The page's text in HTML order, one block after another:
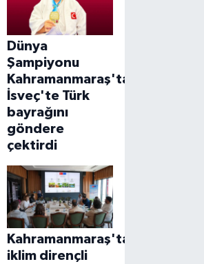
Dünya
Şampiyonu
Kahramanmaraş'tan!
İsveç'te Türk
bayrağını
göndere
çektirdi
Kahramanmaraş'ta
iklim dirençli